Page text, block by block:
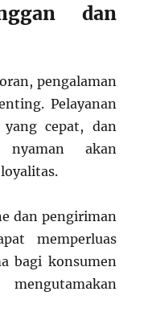
dan
pengalaman
Pelayanan
cepat, dan
akan
dan pengiriman
memperluas
bagi konsumen